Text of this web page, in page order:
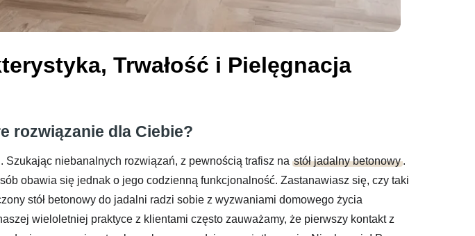
Trwałość i Pielęgnacja
rozwiązanie dla Ciebie?
niebanalnych rozwiązań, z pewnością trafisz na stół jadalny betonowy.
obawia się jednak o jego codzienną funkcjonalność. Zastanawiasz się, czy taki
stół betonowy do jadalni radzi sobie z wyzwaniami domowego życia
wieloletniej praktyce z klientami często zauważamy, że pierwszy kontakt z